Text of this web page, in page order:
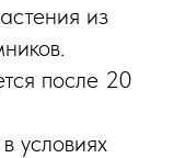
из
после 20
условиях